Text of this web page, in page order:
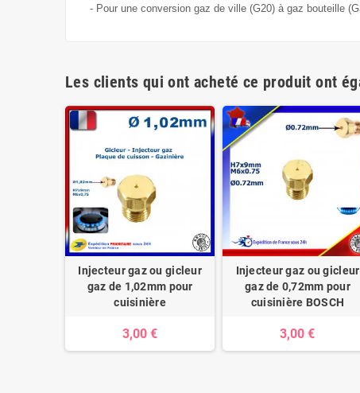
- Pour une conversion gaz de ville (G20) à gaz bouteille
Les clients qui ont acheté ce produit ont
Injecteur gaz ou gicleur
gaz de 1,02mm pour
cuisinière
3,00 €
Injecteur gaz ou gicleur
gaz de 0,72mm pour
cuisinière BOSCH
3,00 €